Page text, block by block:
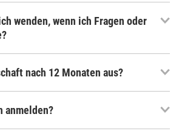
wenden, wenn ich Fragen oder
nach 12 Monaten aus?
anmelden?